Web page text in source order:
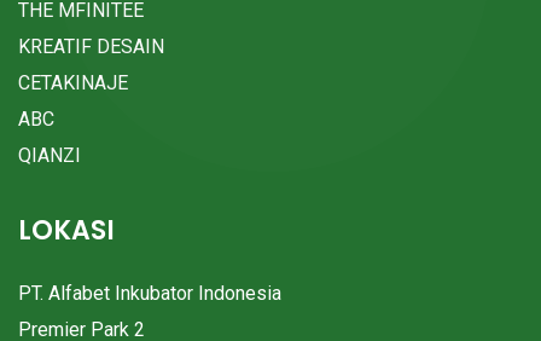
THE MFINITEE
KREATIF DESAIN
CETAKINAJE
ABC
QIANZI
LOKASI
PT. Alfabet Inkubator Indonesia
Premier Park 2